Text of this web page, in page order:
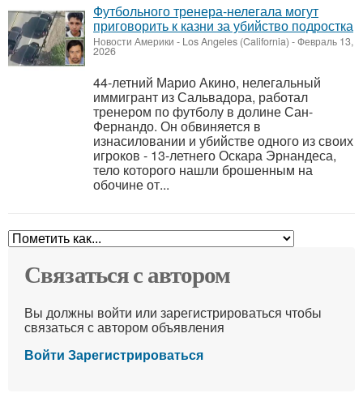
Футбольного тренера-нелегала могут
приговорить к казни за убийство подростка
Новости Америки - Los Angeles (California) -Февраль 13,
2026
44-летний Марио Акино, нелегальный
иммигрант из Сальвадора, работал
тренером по футболу в долине Сан-
Фернандо. Он обвиняется в
изнасиловании и убийстве одного из своих
игроков - 13-летнего Оскара Эрнандеса,
тело которого нашли брошенным на
обочине от...
Связаться с автором
Вы должны войти или зарегистрироваться чтобы
связаться с автором объявления
Войти Зарегистрироваться